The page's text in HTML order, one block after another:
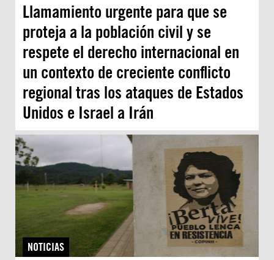
Llamamiento urgente para que se
proteja a la población civil y se
respete el derecho internacional en
un contexto de creciente conflicto
regional tras los ataques de Estados
Unidos e Israel a Irán
NOTICIAS